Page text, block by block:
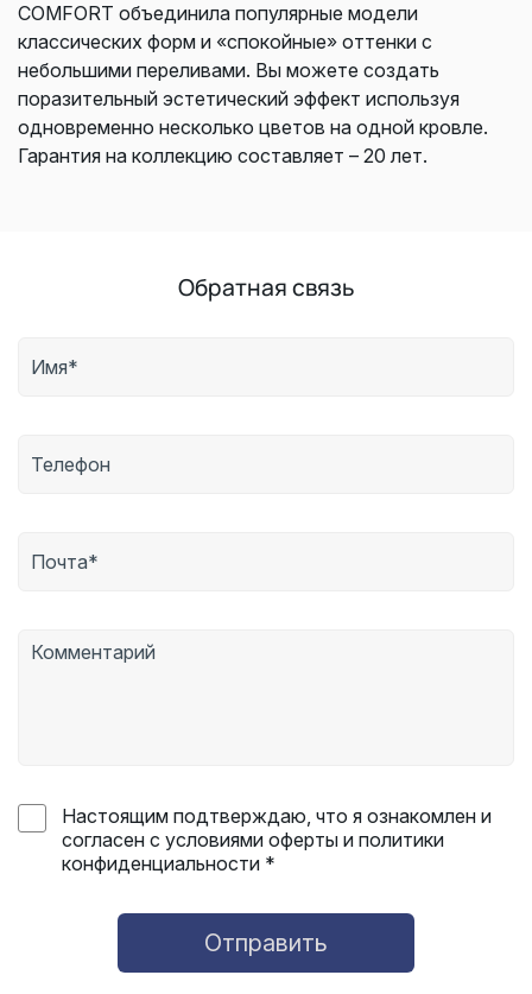
COMFORT объединила популярные модели
классических форм и «спокойные» оттенки с
небольшими переливами. Вы можете создать
поразительный эстетический эффект используя
одновременно несколько цветов на одной кровле.
Гарантия на коллекцию составляет – 20 лет.
Обратная связь
Настоящим подтверждаю, что я ознакомлен и
согласен с условиями оферты и политики
конфиденциальности *
Отправить